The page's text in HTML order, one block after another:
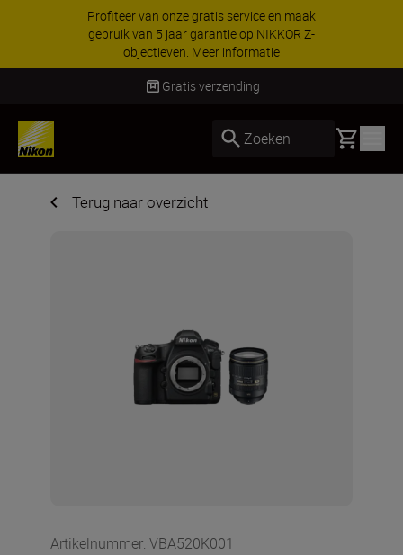
Profiteer van onze gratis service en maak
gebruik van 5 jaar garantie op NIKKOR Z-
objectieven. Meer informatie
Gratis verzending
Zoeken Basket
Terug naar overzicht
Artikelnummer: VBA520K001